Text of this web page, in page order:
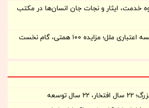
خدمت، ایثار و نجات جان انسان‌ها در مکتب
چرخش بزرگ در مؤسسه اعتباری ملل؛ مزایده ۱۰۰ همتی، گام نخست
توسعه